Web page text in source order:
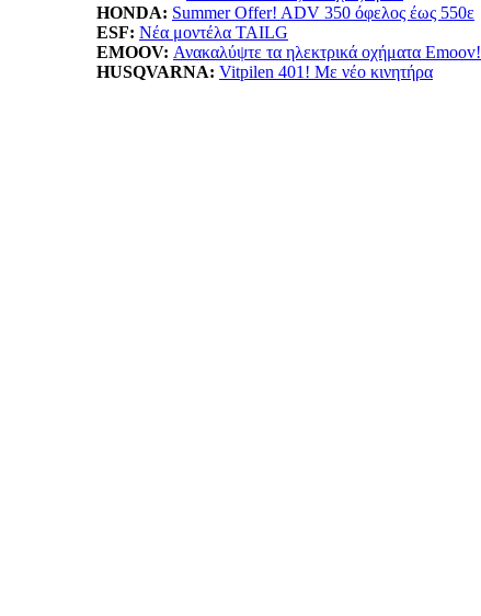
HONDA: Summer Offer! ADV 350 όφελος έως 550ε
ESF: Νέα μοντέλα TAILG
EMOOV: Ανακαλύψτε τα ηλεκτρικά οχήματα Emoov!
HUSQVARNA: Vitpilen 401! Με νέο κινητήρα